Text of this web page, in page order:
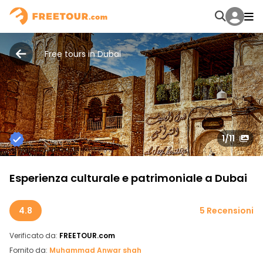
Free tours in Dubai
1/11
Esperienza culturale e patrimoniale a Dubai
4.8 5 Recensioni
Verificato da: FREETOUR.com
Fornito da: Muhammad Anwar shah